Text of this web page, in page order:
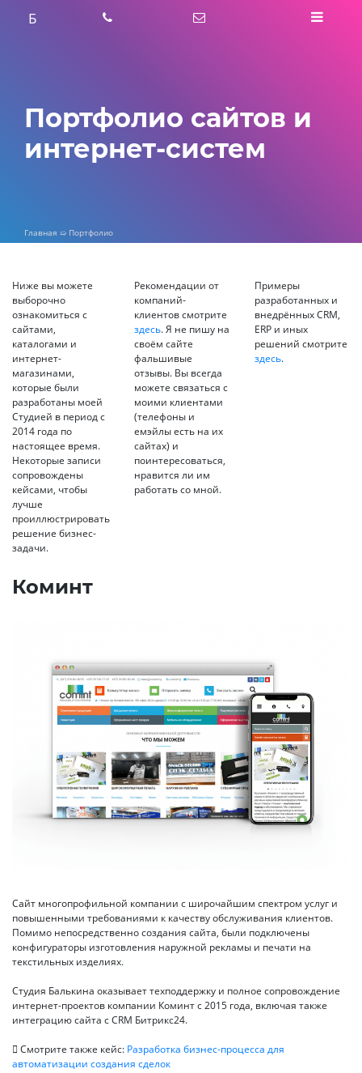
Б
Портфолио сайтов и
интернет-систем
Главная ➯ Портфолио
Ниже вы можете
выборочно
ознакомиться с
сайтами,
каталогами и
интернет-
магазинами,
которые были
разработаны моей
Студией в период с
2014 года по
настоящее время.
Некоторые записи
сопровождены
кейсами, чтобы
лучше
проиллюстрировать
решение бизнес-
задачи.
Рекомендации от
компаний-
клиентов смотрите
здесь. Я не пишу на
своём сайте
фальшивые
отзывы. Вы всегда
можете связаться с
моими клиентами
(телефоны и
емэйлы есть на их
сайтах) и
поинтересоваться,
нравится ли им
работать со мной.
Примеры
разработанных и
внедрённых CRM,
ERP и иных
решений смотрите
здесь.
Коминт
Сайт многопрофильной компании с широчайшим спектром услуг и
повышенными требованиями к качеству обслуживания клиентов.
Помимо непосредственно создания сайта, были подключены
конфигураторы изготовления наружной рекламы и печати на
текстильных изделиях.
Студия Балькина оказывает техподдержку и полное сопровождение
интернет-проектов компании Коминт с 2015 года, включая также
интеграцию сайта с CRM Битрикс24.
Смотрите также кейс: Разработка бизнес-процесса для
автоматизации создания сделок